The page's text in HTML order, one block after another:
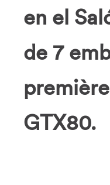
en el
de 7
GTX80.